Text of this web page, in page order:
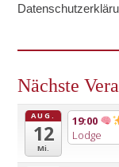
Nächste
AUG.
12
Mi.
19:00
Lodge